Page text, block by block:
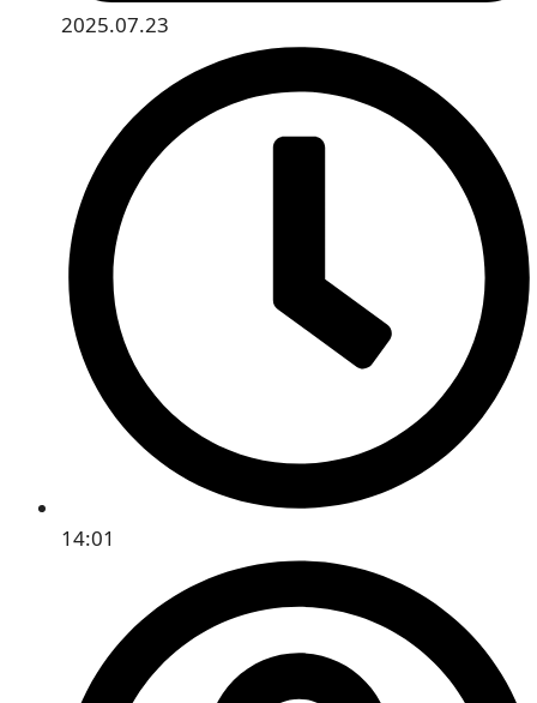
2025.07.23
14:01